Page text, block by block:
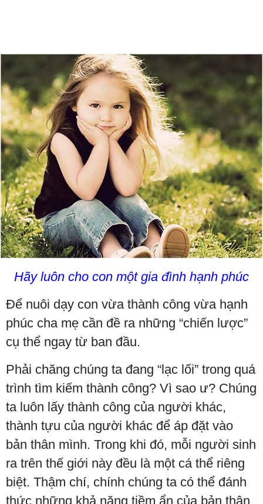
Hãy luôn cho con một gia đình hạnh phúc
Để nuôi dạy con vừa thành công vừa hạnh
phúc cha mẹ cần đề ra những “chiến lược”
cụ thể ngay từ ban đầu.
Phải chăng chúng ta đang “lạc lối” trong quá
trình tìm kiếm thành công? Vì sao ư? Chúng
ta luôn lấy thành công của người khác,
thành tựu của người khác để áp đặt vào
bản thân mình. Trong khi đó, mỗi người sinh
ra trên thế giới này đều là một cá thể riêng
biệt. Thậm chí, chính chúng ta có thể đánh
thức những khả năng tiềm ẩn của bản thân